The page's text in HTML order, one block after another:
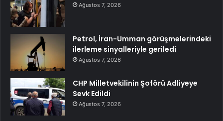
Ağustos 7, 2026
Petrol, İran-Umman görüşmelerindeki
ilerleme sinyalleriyle geriledi
Ağustos 7, 2026
CHP Milletvekilinin Şoförü Adliyeye
Sevk Edildi
Ağustos 7, 2026